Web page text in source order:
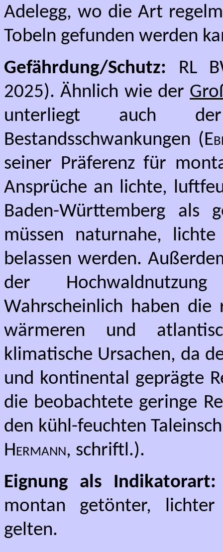
Adelegg, wo die Art
Tobeln gefunden werden
Gefährdung/Schutz: RL
2025). Ähnlich wie der
unterliegt auch der
Bestandsschwankungen (
seiner Präferenz für
Ansprüche an lichte,
Baden-Württemberg
müssen naturnahe,
belassen werden.
der
Wahrscheinlich haben die
wärmeren und
klimatische Ursachen, da
und kontinental geprägte
die beobachtete geringe
den kühl-feuchten
Hermann, schriftl.).
Eignung als
montan getönter,
gelten.